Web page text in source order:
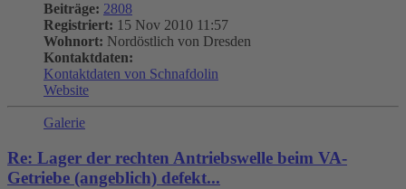
Beiträge: 2808
Registriert: 15 Nov 2010 11:57
Wohnort: Nordöstlich von Dresden
Kontaktdaten:
Kontaktdaten von Schnafdolin
Website
Galerie
Re: Lager der rechten Antriebswelle beim VA-
Getriebe (angeblich) defekt...